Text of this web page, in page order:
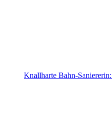
Knallharte Bahn-